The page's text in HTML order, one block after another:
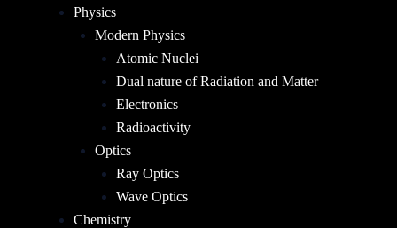
Physics
Modern Physics
Atomic Nuclei
Dual nature of Radiation and Matter
Electronics
Radioactivity
Optics
Ray Optics
Wave Optics
Chemistry